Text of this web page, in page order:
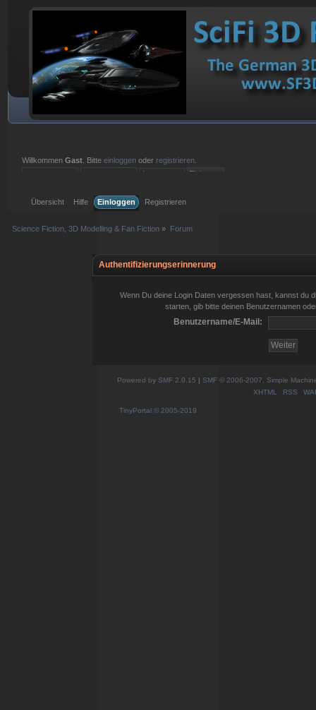
WillkommenGast . Bitteeinloggen oder registrieren
Übersicht
Hilfe Einloggen Registrieren
Science Fiction, 3D Modelling & Fan Fiction » Forum
Authentifizierungserinnerung
Wenn Du deine Login Daten vergessen hast, kannst du
starten, gib bitte deinen Benutzernamen
Benutzername/E-Mail:
Powered by SMF 2.0.15 | SMF © 2006-2007, Simple
XHTML
RSS
TinyPortal © 2005-2019